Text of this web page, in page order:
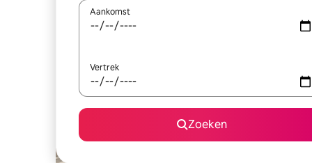
Aankomst
Vertrek
Zoeken